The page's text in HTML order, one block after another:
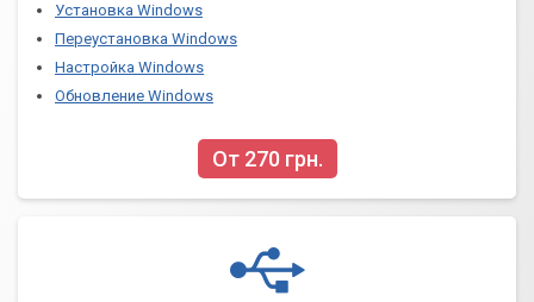
Установка Windows
Переустановка Windows
Настройка Windows
Обновление Windows
От 270 грн.